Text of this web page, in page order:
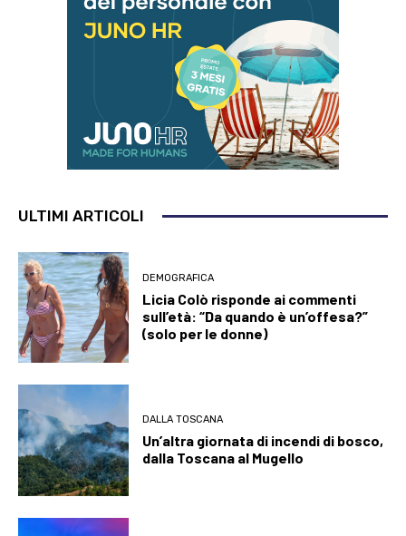
ULTIMI ARTICOLI
DEMOGRAFICA
Licia Colò risponde ai commenti
sull’età: “Da quando è un’offesa?”
(solo per le donne)
DALLA TOSCANA
Un’altra giornata di incendi di bosco,
dalla Toscana al Mugello